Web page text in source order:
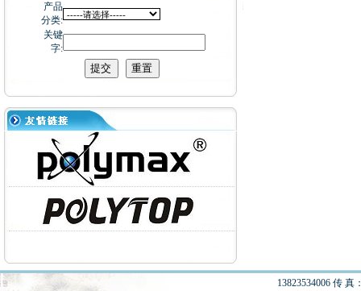
产品
分类:
关键
字:
13823534006 传 真